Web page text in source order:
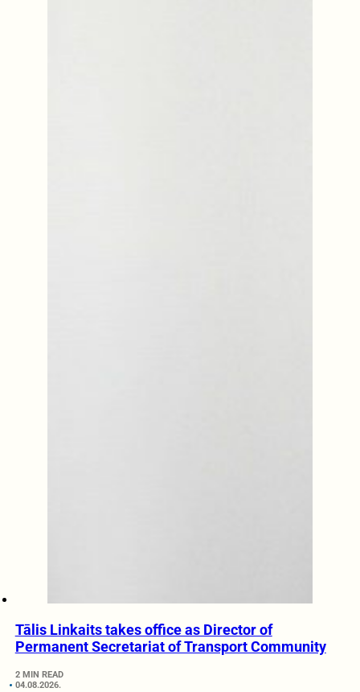
Tālis Linkaits takes office as Director of
Permanent Secretariat of Transport Community
2 MIN READ
04.08.2026.